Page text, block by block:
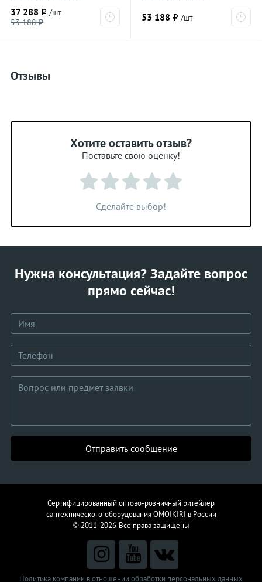
37 288 ₽ /шт
53 188 ₽
53 188 ₽ /шт
Отзывы
Хотите оставить отзыв?
Поставьте свою оценку!
Сделайте выбор!
Нужна консультация? Задайте вопрос
прямо сейчас!
Отправить сообщение
Сертифицированный оптово-розничный ритейлер
сантехнического оборудованияOMOIKIRI в России
© 2011-2026 Все права защищены
Политика компании в отношении обработки персональных данных